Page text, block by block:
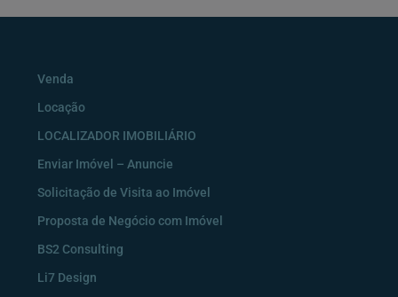
Venda
Locação
LOCALIZADOR IMOBILIÁRIO
Enviar Imóvel – Anuncie
Solicitação de Visita ao Imóvel
Proposta de Negócio com Imóvel
BS2 Consulting
Li7 Design